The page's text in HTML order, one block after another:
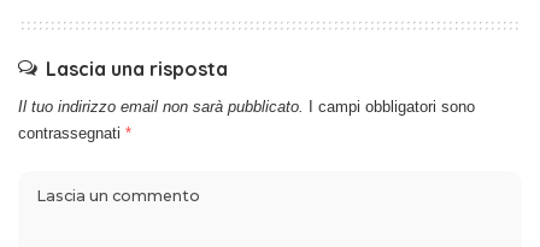
Lascia una risposta
Il tuo indirizzo email non sarà pubblicato.
I campi obbligatori sono
contrassegnati *